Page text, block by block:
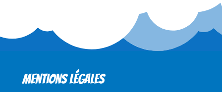
Mentions légales